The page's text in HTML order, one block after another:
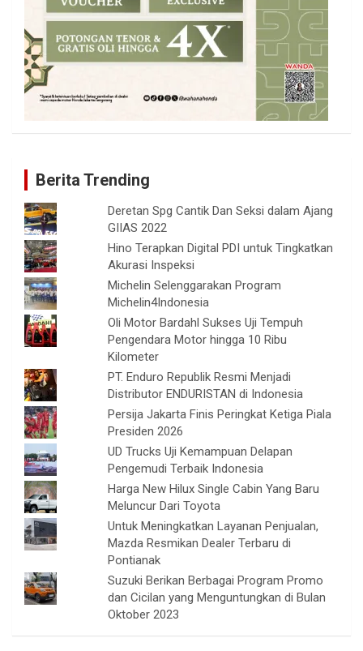
Berita Trending
Deretan Spg Cantik Dan Seksi dalam Ajang
GIIAS 2022
Hino Terapkan Digital PDI untuk Tingkatkan
Akurasi Inspeksi
Michelin Selenggarakan Program
Michelin4Indonesia
Oli Motor Bardahl Sukses Uji Tempuh
Pengendara Motor hingga 10 Ribu
Kilometer
PT. Enduro Republik Resmi Menjadi
Distributor ENDURISTAN di Indonesia
Persija Jakarta Finis Peringkat Ketiga Piala
Presiden 2026
UD Trucks Uji Kemampuan Delapan
Pengemudi Terbaik Indonesia
Harga New Hilux Single Cabin Yang Baru
Meluncur Dari Toyota
Untuk Meningkatkan Layanan Penjualan,
Mazda Resmikan Dealer Terbaru di
Pontianak
Suzuki Berikan Berbagai Program Promo
dan Cicilan yang Menguntungkan di Bulan
Oktober 2023